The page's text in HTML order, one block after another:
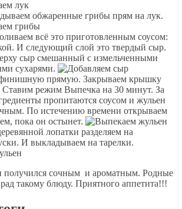
обжаренные грибы прям на лук.
всё это приготовленным соусом:
И следующий слой это твердый сыр.
сыр смешанный с измельченными
сухарями.
прямую. Закрываем крышку
Ставим режим Выпечка на 30 минут. За
пропитаются соусом и жульен
По истечению времени открываем
пока он остынет.
лопатки разделяем на
И выкладываем на тарелки.
получился сочным и ароматным. Родные
такому блюду. Приятного аппетита!!!